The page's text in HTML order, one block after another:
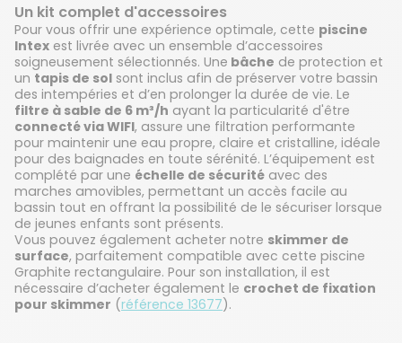
Un kit complet d'accessoires
Pour vous offrir une expérience optimale, cette piscine
Intex est livrée avec un ensemble d’accessoires
soigneusement sélectionnés. Une bâche de protection et
un tapis de sol sont inclus afin de préserver votre bassin
des intempéries et d’en prolonger la durée de vie. Le
filtre à sable de 6 m³/h ayant la particularité d'être
connecté via WIFI, assure une filtration performante
pour maintenir une eau propre, claire et cristalline, idéale
pour des baignades en toute sérénité. L’équipement est
complété par une échelle de sécurité avec des
marches amovibles, permettant un accès facile au
bassin tout en offrant la possibilité de le sécuriser lorsque
de jeunes enfants sont présents.
Vous pouvez également acheter notre skimmer de
surface, parfaitement compatible avec cette piscine
Graphite rectangulaire. Pour son installation, il est
nécessaire d’acheter également le crochet de fixation
pour skimmer (référence 13677).